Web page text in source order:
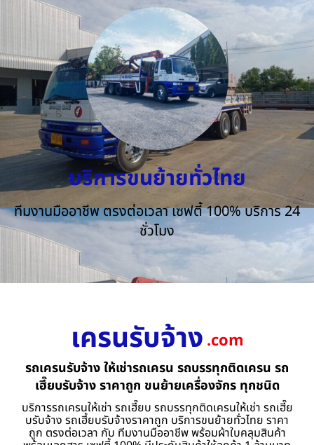
บริการขนย้ายทั่วไทย
ทีมงานมืออาชีพ ตรงต่อเวลา เซฟตี้ 100% บริการ 24
ชั่วโมง
เครนรับจ้าง .com
รถเครนรับจ้าง ให้เช่ารถเครน รถบรรทุกติดเครน รถ
เฮี๊ยบรับจ้าง ราคาถูก ขนย้ายเครื่องจักร ทุกชนิด
บริการรถเครนให้เช่า รถเฮี๊ยบ รถบรรทุกติดเครนให้เช่า รถเฮี๊ย
บรับจ้าง รถเฮี้ยบรับจ้างราคาถูก บริการขนย้ายทั่วไทย ราคา
ถูก ตรงต่อเวลา กับ ทีมงานมืออาชีพ พร้อมผ้าใบคลุมสินค้า